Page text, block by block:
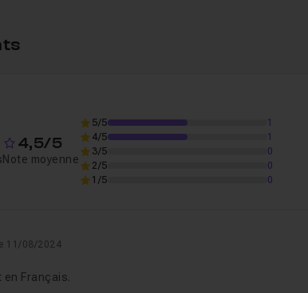
4,5/5
Note moyenne
5/5
1
4/5
1
3/5
0
2/5
0
1/5
0
11/08/2024
Français.